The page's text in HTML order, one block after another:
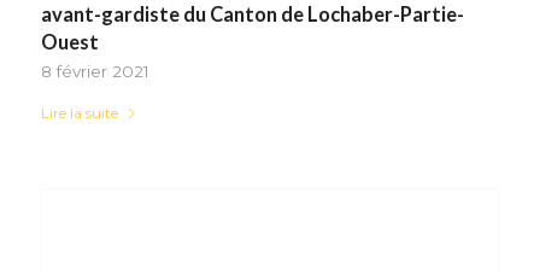
avant-gardiste du Canton de Lochaber-Partie-
Ouest
8 février 2021
Lire la suite